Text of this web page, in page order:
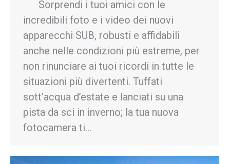
Sorprendi i tuoi amici con le
incredibili foto e i video dei nuovi
apparecchi SUB, robusti e affidabili
anche nelle condizioni più estreme, per
non rinunciare ai tuoi ricordi in tutte le
situazioni più divertenti. Tuffati
sott’acqua d’estate e lanciati su una
pista da sci in inverno; la tua nuova
fotocamera ti…